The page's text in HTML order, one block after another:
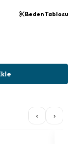
Beden Tablosu
‹ ›